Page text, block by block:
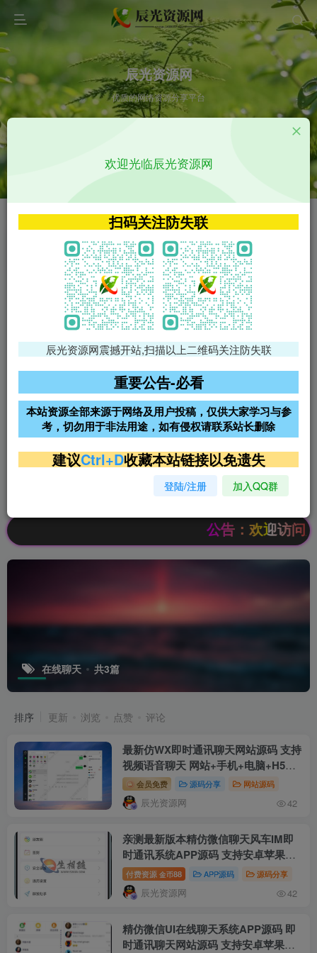
辰光资源网
优质的网络资源分享平台
VIP特权介绍 APP源码
VIP特权介绍
火
VIP特权介绍
影视源码
影视源码
免费领支付宝红包
腾讯轻量4核4G3M服务器38元/
阿里云2核2G200M服务器68元/
年
雨云高防免备案服务器
超低价文字广告位招租 超低价文字广告位招租
超低价文字广告位招租
公告：欢迎访问辰
在线聊天 共3篇
排序 更新 浏览 点赞 评论
最新仿WX即时通讯聊天网站源码 支持
视频语音聊天 网站+手机+电脑+H5可
打包APP
会员免费 源码分享 网站源码
辰光资源网 42
亲测最新版本精仿微信聊天风车IM即
时通讯系统APP源码 支持安卓苹果H5
三端 简直第二个微信QQ 附安卓及苹
果搭建教程
付费资源 金币88 APP源码 源码分享
辰光资源网 42
精仿微信UI在线聊天系统APP源码 即
时通讯聊天网站源码 支持安卓苹果电
欢迎光临辰光资源网
扫码关注防失联
辰光资源网震撼开站,扫描以上二维码关注防失联
重要公告-必看
本站资源全部来源于网络及用户投稿，仅供大家学习与参
考，切勿用于非法用途，如有侵权请联系站长删除
建议Ctrl+D收藏本站链接以免遗失
登陆/注册 加入QQ群